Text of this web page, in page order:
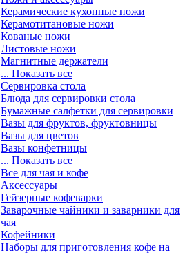
Керамические кухонные ножи
Керамотитановые ножи
Кованые ножи
Листовые ножи
Магнитные держатели
... Показать все
Сервировка стола
Блюда для сервировки стола
Бумажные салфетки для сервировки
Вазы для фруктов, фруктовницы
Вазы для цветов
Вазы конфетницы
... Показать все
Все для чая и кофе
Аксессуары
Гейзерные кофеварки
Заварочные чайники и заварники для
чая
Кофейники
Наборы для приготовления кофе на